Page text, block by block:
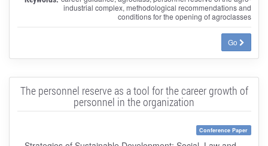
industrial complex, methodological recommendations and
conditions for the opening of agroclasses
Go
The personnel reserve as a tool for the career growth of
personnel in the organization
Conference Paper